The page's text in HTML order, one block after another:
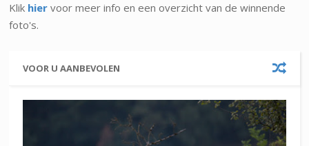
Klik hier voor meer info en een overzicht van de winnende
foto's.
VOOR U AANBEVOLEN